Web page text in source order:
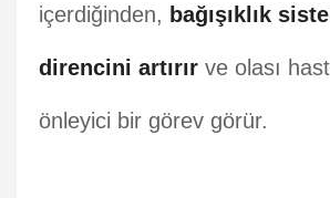
içerdiğinden, bağışıklık
direncini artırır ve olası
önleyici bir görev görür.